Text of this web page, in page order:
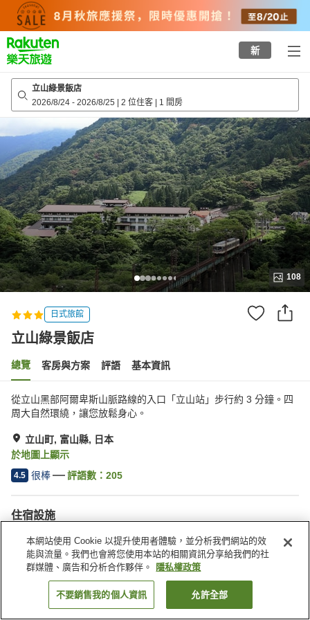
top
page
新
立山綠景飯店
2026/8/24 - 2026/8/25 | 2 位住客 | 1 間房
108
日式旅館
立山綠景飯店
總覽 客房與方案 評語 基本資訊
從立山黑部阿爾卑斯山脈路線的入口「立山站」步行約 3 分鐘。四
周大自然環繞，讓您放鬆身心。
立山町, 富山縣, 日本
於地圖上顯示
4.5 很棒 評語數： 205
住宿設施
停車場
餐廳
休息室
自動販賣機
找客房
本網站使用 Cookie 以提升使用者體驗，並分析我們網站的效
能與流量。我們也會將您使用本站的相關資訊分享給我們的社
群媒體、廣告和分析合作夥伴。
隱私權政策
不要銷售我的個人資訊 允許全部